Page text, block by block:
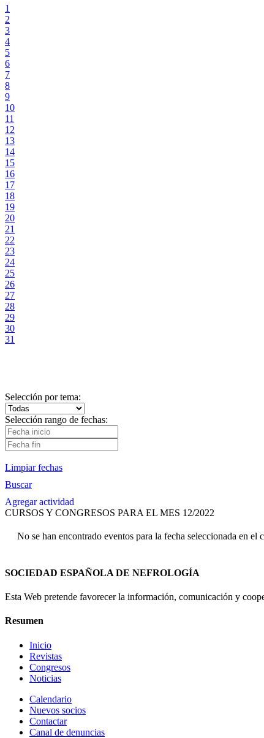
1
2
3
4
5
6
7
8
9
10
11
12
13
14
15
16
17
18
19
20
21
22
23
24
25
26
27
28
29
30
31
Selección por tema:
Selección rango de fechas:
Limpiar fechas
Buscar
Agregar actividad
CURSOS Y CONGRESOS PARA EL MES 12/2022
No se han encontrado eventos para la fecha seleccionada en el
SOCIEDAD ESPAÑOLA DE NEFROLOGÍA
Esta Web pretende favorecer la información, comunicación y
Resumen
Inicio
Revistas
Congresos
Noticias
Calendario
Nuevos socios
Contactar
Canal de denuncias